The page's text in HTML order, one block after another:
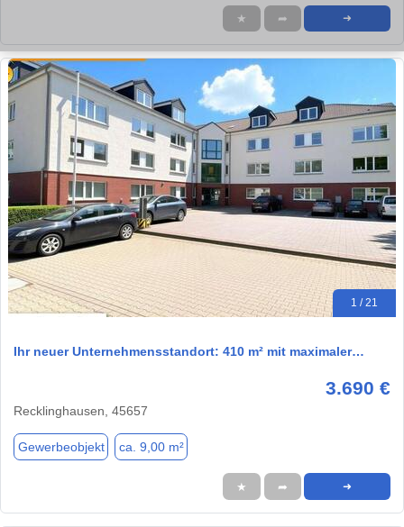
★ ➦ ➜
1 / 21
Ihr neuer Unternehmensstandort: 410 m² mit maximaler…
3.690 €
Recklinghausen, 45657
Gewerbeobjekt ca. 9,00 m²
★ ➦ ➜